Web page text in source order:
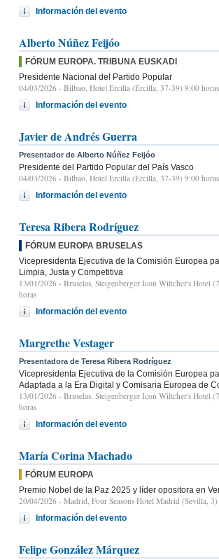
Información del evento
Alberto Núñez Feijóo
FÓRUM EUROPA. TRIBUNA EUSKADI
Presidente Nacional del Partido Popular
04/03/2026 - Bilbao, Hotel Ercilla (Ercilla, 37-39) 9:00 horas
Información del evento
Javier de Andrés Guerra
Presentador de Alberto Núñez Feijóo
Presidente del Partido Popular del País Vasco
04/03/2026 - Bilbao, Hotel Ercilla (Ercilla, 37-39) 9:00 horas
Información del evento
Teresa Ribera Rodríguez
FÓRUM EUROPA BRUSELAS
Vicepresidenta Ejecutiva de la Comisión Europea
Limpia, Justa y Competitiva
13/01/2026 - Bruselas, Steigenberger Icon Wiltcher's Hotel
horas
Información del evento
Margrethe Vestager
Presentadora de Teresa Ribera Rodríguez
Vicepresidenta Ejecutiva de la Comisión Europea
Adaptada a la Era Digital y Comisaria Europea de
13/01/2026 - Bruselas, Steigenberger Icon Wiltcher's Hotel
horas
Información del evento
María Corina Machado
FÓRUM EUROPA
Premio Nobel de la Paz 2025 y líder opositora en
20/04/2026 - Madrid, Four Seasons Hotel Madrid (Sevilla,
Información del evento
Felipe González Márquez